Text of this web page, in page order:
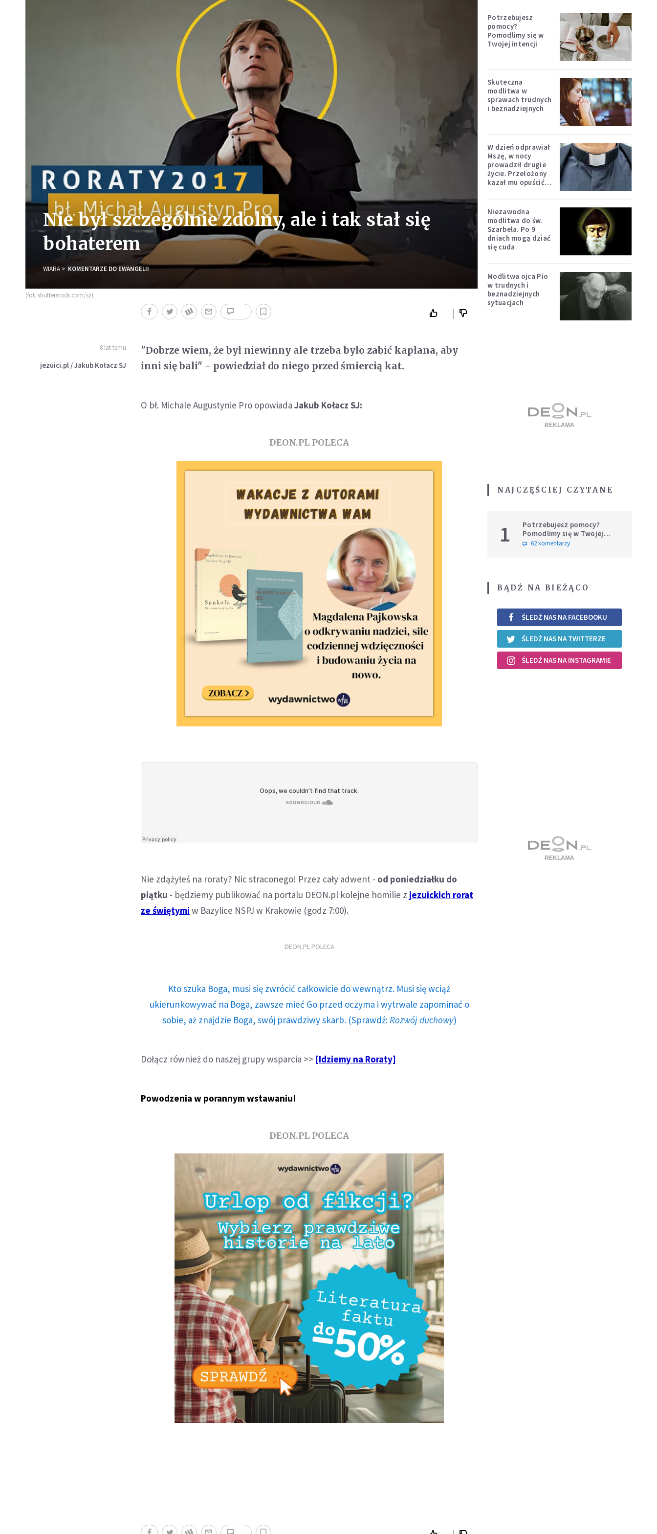
Nie był szczególnie zdolny, ale i tak stał się
bohaterem
WIARA KOMENTARZE DO EWANGELII
(fot. shutterstock.com/sz)
8 lat temu
jezuici.pl / Jakub Kołacz SJ
"Dobrze wiem, że był niewinny ale trzeba było zabić kapłana, aby
inni się bali" - powiedział do niego przed śmiercią kat.
O bł. Michale Augustynie Pro opowiadaJakub Kołacz SJ:
DEON.PL POLECA
Nie zdążyłeś na roraty? Nic straconego! Przez cały adwent - od poniedziałku do
piątku - będziemy publikować na portalu DEON.pl kolejne homilie z jezuickich rorat
ze świętymi w Bazylice NSPJ w Krakowie (godz 7:00).
DEON.PL POLECA
Kto szuka Boga, musi się zwrócić całkowicie do wewnątrz. Musi się wciąż
ukierunkowywać na Boga, zawsze mieć Go przed oczyma i wytrwale zapominać o
sobie, aż znajdzie Boga, swój prawdziwy skarb. (Sprawdź: Rozwój duchowy)
Dołącz również do naszej grupy wsparcia >> [Idziemy na Roraty]
Powodzenia w porannym wstawaniu!
DEON.PL POLECA
Potrzebujesz
pomocy?
Pomodlimy się w
Twojej intencji
Skuteczna
modlitwa w
sprawach trudnych
i beznadziejnych
W dzień odprawiał
Mszę, w nocy
prowadził drugie
życie. Przełożony
kazał mu opuścić
Niezawodna
modlitwa do św.
Szarbela. Po 9
dniach mogą dziać
się cuda
Modlitwa ojca Pio
w trudnych i
beznadziejnych
sytuacjach
NAJCZĘŚCIEJ CZYTANE
1
Potrzebujesz pomocy?
Pomodlimy się w Twojej
intencji
62 komentarzy
BĄDŹ NA BIEŻĄCO
ŚLEDŹ NAS NA FACEBOOKU
ŚLEDŹ NAS NA TWITTERZE
ŚLEDŹ NAS NA INSTAGRAMIE